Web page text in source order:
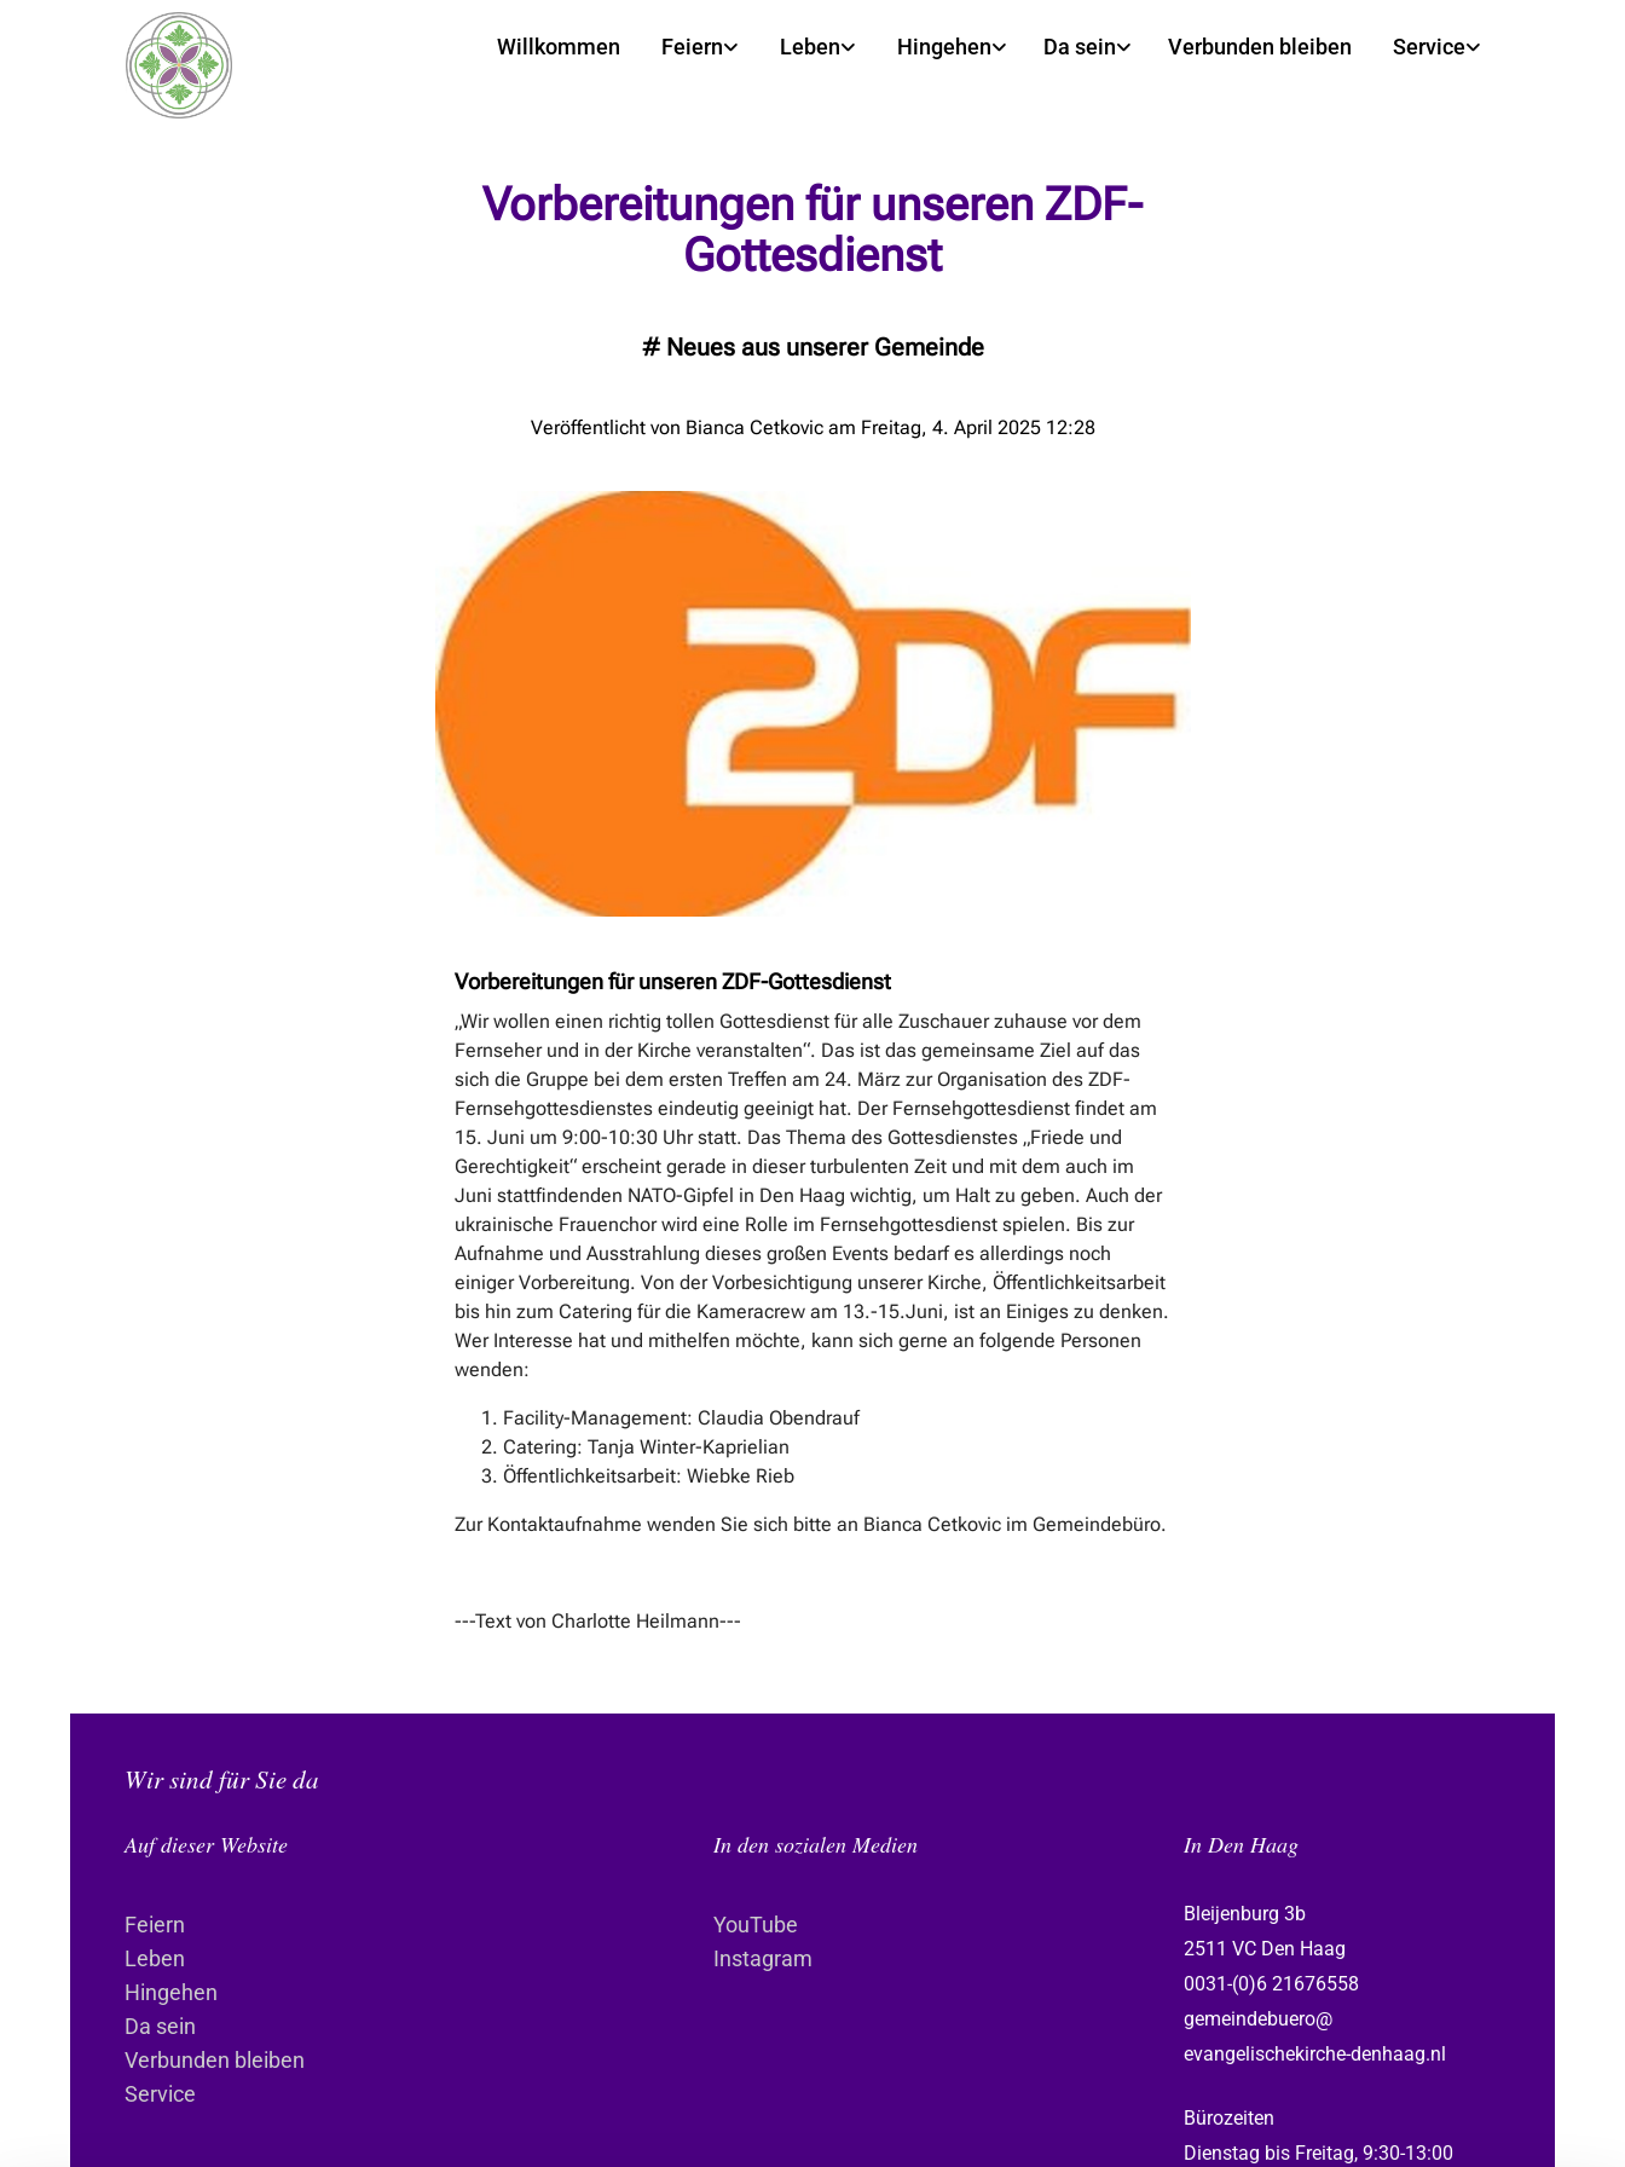
Willkommen Feiern Leben Hingehen Da sein Verbunden bleiben Service
Vorbereitungen für unseren ZDF-
Gottesdienst
# Neues aus unserer Gemeinde
Veröffentlicht von Bianca Cetkovic am Freitag, 4. April 2025 12:28
Vorbereitungen für unseren ZDF-Gottesdienst
„Wir wollen einen richtig tollen Gottesdienst für alle Zuschauer zuhause vor dem
Fernseher und in der Kirche veranstalten“. Das ist das gemeinsame Ziel auf das
sich die Gruppe bei dem ersten Treffen am 24. März zur Organisation des ZDF-
Fernsehgottesdienstes eindeutig geeinigt hat. Der Fernsehgottesdienst findet am
15. Juni um 9:00-10:30 Uhr statt. Das Thema des Gottesdienstes „Friede und
Gerechtigkeit“ erscheint gerade in dieser turbulenten Zeit und mit dem auch im
Juni stattfindenden NATO-Gipfel in Den Haag wichtig, um Halt zu geben. Auch der
ukrainische Frauenchor wird eine Rolle im Fernsehgottesdienst spielen. Bis zur
Aufnahme und Ausstrahlung dieses großen Events bedarf es allerdings noch
einiger Vorbereitung. Von der Vorbesichtigung unserer Kirche, Öffentlichkeitsarbeit
bis hin zum Catering für die Kameracrew am 13.-15.Juni, ist an Einiges zu denken.
Wer Interesse hat und mithelfen möchte, kann sich gerne an folgende Personen
wenden:
Facility-Management: Claudia Obendrauf
Catering: Tanja Winter-Kaprielian
Öffentlichkeitsarbeit: Wiebke Rieb
Zur Kontaktaufnahme wenden Sie sich bitte an Bianca Cetkovic im Gemeindebüro.
---Text von Charlotte Heilmann---
Wir sind für Sie da
Auf dieser Website
Feiern
Leben
Hingehen
Da sein
Verbunden bleiben
Service
In den sozialen Medien
YouTube
Instagram
In Den Haag
Bleijenburg 3b
2511 VC Den Haag
0031-(0)6 21676558
gemeindebuero@
evangelischekirche-denhaag.nl
Bürozeiten
Dienstag bis Freitag, 9:30-13:00